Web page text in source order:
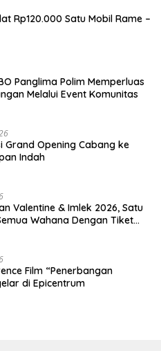
Rp120.000 Satu Mobil Rame –
Panglima Polim Memperluas
Melalui Event Komunitas
Grand Opening Cabang ke
Indah
Valentine & Imlek 2026, Satu
Wahana Dengan Tiket
Film “Penerbangan
di Epicentrum